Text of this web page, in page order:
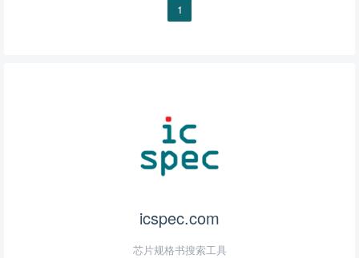
1
icspec.com
芯片规格书搜索工具